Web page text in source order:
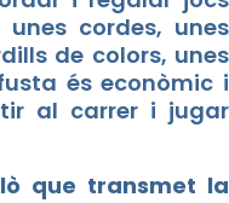
cordes, unes
de colors, unes
és econòmic i
al carrer i jugar
que transmet la